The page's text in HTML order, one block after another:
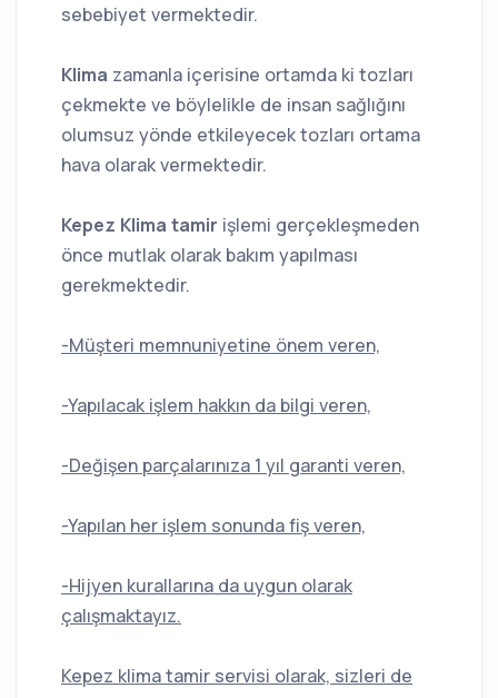
sebebiyet vermektedir.
Klima zamanla içerisine ortamda ki tozları
çekmekte ve böylelikle de insan sağlığını
olumsuz yönde etkileyecek tozları ortama
hava olarak vermektedir.
Kepez Klima tamir işlemi gerçekleşmeden
önce mutlak olarak bakım yapılması
gerekmektedir.
-Müşteri memnuniyetine önem veren,
-Yapılacak işlem hakkın da bilgi veren,
-Değişen parçalarınıza 1 yıl garanti veren,
-Yapılan her işlem sonunda fiş veren,
-Hijyen kurallarına da uygun olarak
çalışmaktayız.
Kepez klima tamir servisi olarak, sizleri de